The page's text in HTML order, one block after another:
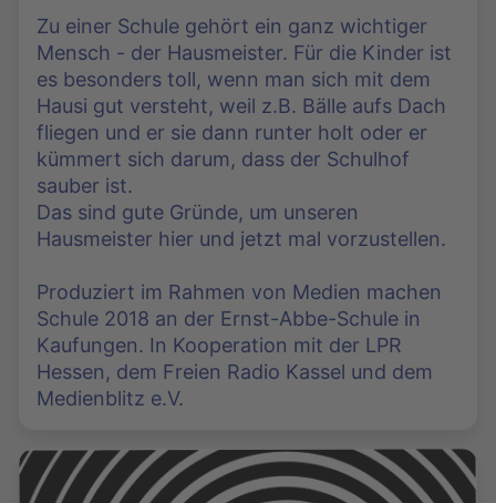
Zu einer Schule gehört ein ganz wichtiger
Mensch - der Hausmeister. Für die Kinder ist
es besonders toll, wenn man sich mit dem
Hausi gut versteht, weil z.B. Bälle aufs Dach
fliegen und er sie dann runter holt oder er
kümmert sich darum, dass der Schulhof
sauber ist.
Das sind gute Gründe, um unseren
Hausmeister hier und jetzt mal vorzustellen.
Produziert im Rahmen von Medien machen
Schule 2018 an der Ernst-Abbe-Schule in
Kaufungen. In Kooperation mit der LPR
Hessen, dem Freien Radio Kassel und dem
Medienblitz e.V.